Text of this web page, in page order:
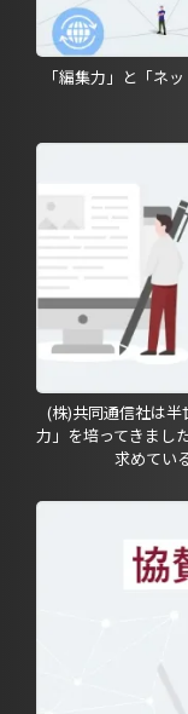
「編集力」と「ネ
(株)共同通信社は
力」を培ってきまし
求めてい